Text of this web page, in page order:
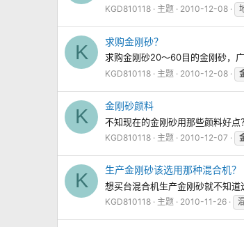
KGD810118 主题 2010-12-08
K 求购金刚砂？
求购金刚砂20～60目的金刚砂，
KGD810118 主题 2010-12-08
K 金刚砂颜料
不知现在的金刚砂用那些颜料好点？
KGD810118 主题 2010-12-07
K 生产金刚砂该选用那种混合机？
想买台混合机生产金刚砂就不知
KGD810118 主题 2010-11-26